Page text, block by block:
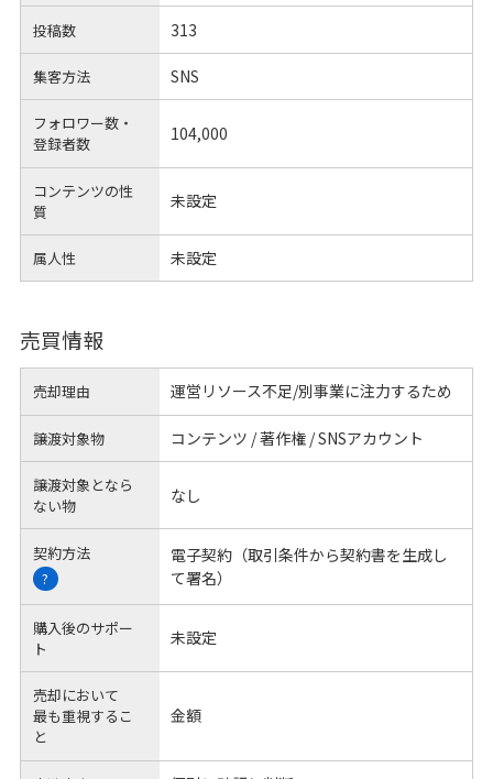
投稿数 313
集客方法 SNS
フォロワー数・
登録者数
104,000
コンテンツの性
質
未設定
属人性 未設定
売買情報
売却理由 運営リソース不足/別事業に注力するため
譲渡対象物 コンテンツ / 著作権 / SNSアカウント
譲渡対象となら
ない物
なし
契約方法
?
電子契約（取引条件から契約書を生成し
て署名）
購入後のサポー
ト
未設定
売却において
最も重視するこ
と
金額